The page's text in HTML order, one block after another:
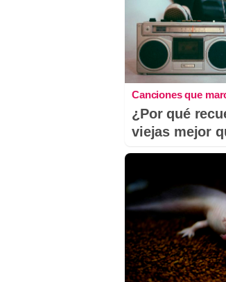
Canciones que
¿Por qué
viejas mejor